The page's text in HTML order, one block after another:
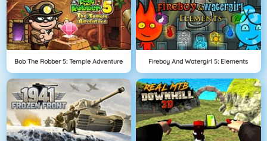
Bob The Robber 5: Temple Adventure Fireboy And Watergirl 5: Elements